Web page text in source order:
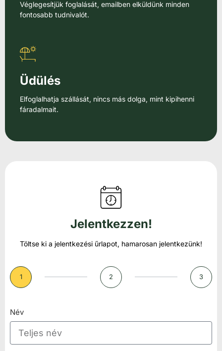
Véglegesítjük foglalását, emailben elküldünk minden
fontosabb tudnivalót.
Üdülés
Elfoglalhatja szállását, nincs más dolga, mint kipihenni
fáradalmait.
Jelentkezzen!
Töltse ki a jelentkezési űrlapot, hamarosan jelentkezünk!
1 2 3
Név